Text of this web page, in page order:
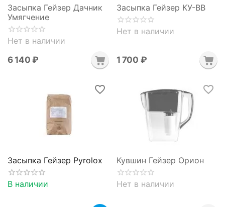
Засыпка Гейзер Дачник
Умягчение
Нет в наличии
6 140 ₽
Засыпка Гейзер КУ-BB
Нет в наличии
1 700 ₽
Засыпка Гейзер Pyrolox
В наличии
Кувшин Гейзер Орион
Нет в наличии